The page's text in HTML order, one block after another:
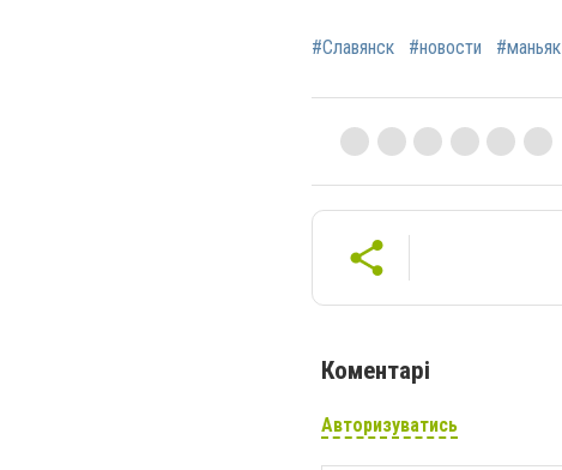
#Славянск #новости #маньяк
Коментарі
Авторизуватись